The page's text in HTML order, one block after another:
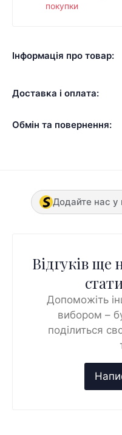
покупки
Інформація про товар:
Доставка і оплата:
Обмін та повернення:
Додайте нас у
Відгуків
Допоможіть
вибором –
поділиться